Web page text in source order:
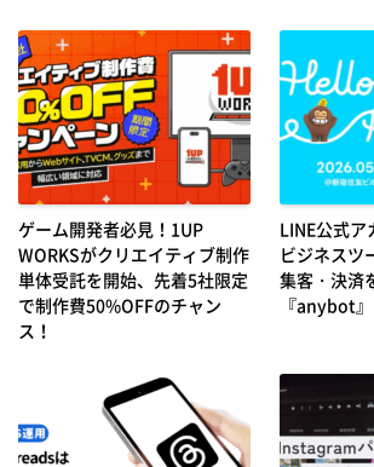
ゲーム開発者必見！1UP
WORKSがクリエイティブ制作
単体受託を開始、先着5社限定
で制作費50%OFFのチャン
ス！
LINE公式ア
ビジネスツ
集客・決済
『anybot